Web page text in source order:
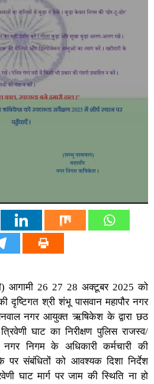
आगामी 26 27 28 अक्टूबर 2025 को
दृष्टिगत श्री शंभू पासवान महापौर नगर
नगर आयुक्त ऋषिकेश के द्वारा छठ
घाट का निरीक्षण पुलिस राजस्व/
नगर निगम के अधिकारी कर्मचारी की
पर संबंधितों को आवश्यक दिशा निर्देश
घाट मार्ग पर जाम की स्थिति ना हो